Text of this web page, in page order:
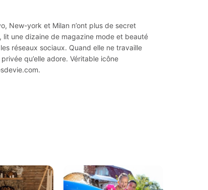
New-york et Milan n’ont plus de secret
lit une dizaine de magazine mode et beauté
réseaux sociaux. Quand elle ne travaille
qu’elle adore. Véritable icône